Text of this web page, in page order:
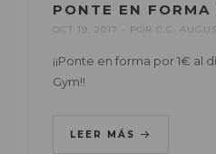
PONTE EN FORMA
OCT 19, 2017 POR C.C.
¡¡Ponte en forma por 1€ al
Gym!!
LEER MÁS